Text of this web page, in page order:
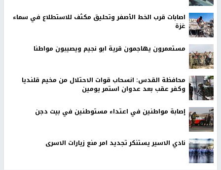
اصابات قرب الخط الأصفر وتحليق مكثف للاستطلاع في سماء
غزة
مستعمرون يهاجمون قرية ابو نجيم ويصيبون مواطنا
محافظة القدس: انسحاب قوات الاحتلال من مخيم قلنديا
وكفر عقب بعد عدوان استمر يومين
إصابة مواطنين في اعتداء مستوطنين في بيت دجن
نادي الاسير يستنكر تجديد امر منع زيارات الاسرى